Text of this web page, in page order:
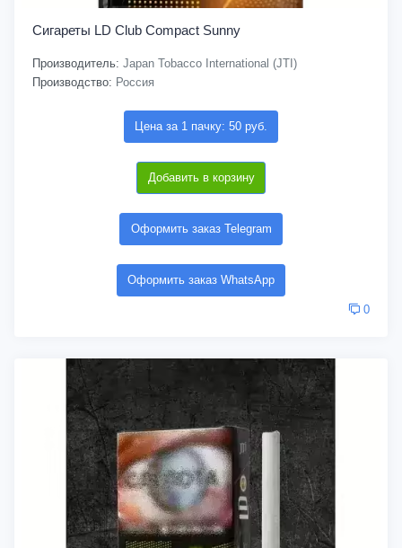
Сигареты LD Club Compact Sunny
Производитель: Japan Tobacco International (JTI)
Производство: Россия
Цена за 1 пачку: 50 руб.
Добавить в корзину
Оформить заказ Telegram
Оформить заказ WhatsApp
0